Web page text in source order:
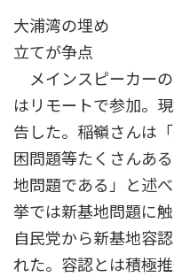
大浦湾の埋め
立てが争点
メインスピーカー
はリモートで参加。
告した。稲嶺さんは
困問題等たくさんあ
地問題である」と述
挙では新基地問題に
自民党から新基地容
れた。容認とは積極